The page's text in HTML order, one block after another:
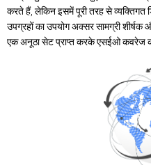
करते हैं, लेकिन इसमें पूरी तरह से
उपग्रहों का उपयोग अक्सर सामग्री
एक अनूठा सेट प्राप्त करके एसईओ कवरेज